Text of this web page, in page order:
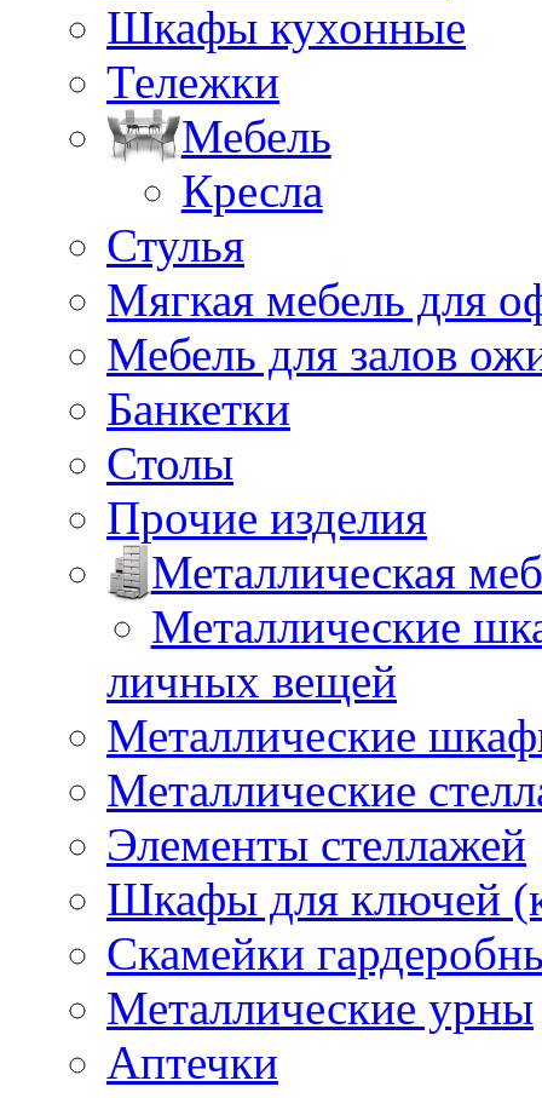
Шкафы кухонные
Тележки
Мебель
Кресла
Стулья
Мягкая мебель для
Мебель для залов
Банкетки
Столы
Прочие изделия
Металлическая
Металлические
личных вещей
Металлические
Металлические
Элементы стеллажей
Шкафы для ключей
Скамейки
Металлические урны
Аптечки